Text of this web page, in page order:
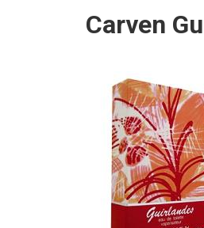
Carven